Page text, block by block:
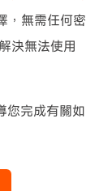
，無需任何密
決無法使用
您完成有關如